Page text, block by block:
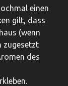
einen
gilt, dass
(wenn
zugesetzt
des